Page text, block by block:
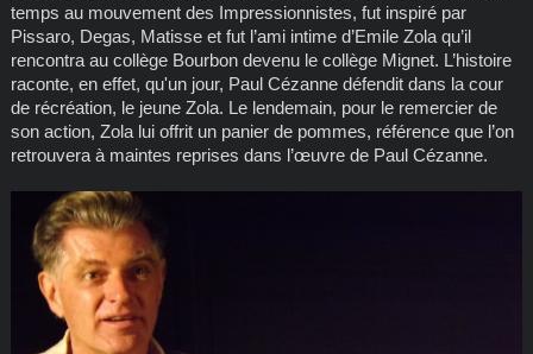
temps au mouvement des Impressionnistes, fut inspiré par
Pissaro, Degas, Matisse et fut l’ami intime d’Emile Zola qu’il
rencontra au collège Bourbon devenu le collège Mignet. L’histoire
raconte, en effet, qu'un jour, Paul Cézanne défendit dans la cour
de récréation, le jeune Zola. Le lendemain, pour le remercier de
son action, Zola lui offrit un panier de pommes, référence que l’on
retrouvera à maintes reprises dans l’œuvre de Paul Cézanne.